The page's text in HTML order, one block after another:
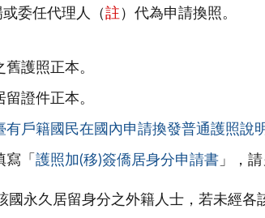
委任代理人（註 ）代為申請換照。
護照正本。
證件正本。
有戶籍國民在國內申請換發普通護照說
「 護照加(移)簽僑居身分申請書 」，
永久居留身分之外籍人士，若未經